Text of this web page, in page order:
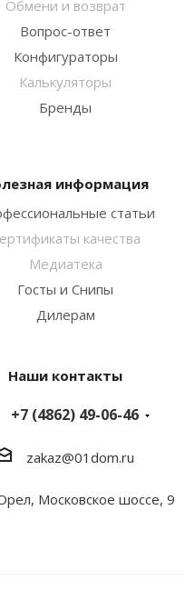
Обмени и возврат
Вопрос-ответ
Конфигураторы
Калькуляторы
Бренды
информация
статьи
качества
Медиатека
Госты и Снипы
Дилерам
Наши контакты
+7 (4862) 49-06-46
zakaz@01dom.ru
Московское шоссе, 9